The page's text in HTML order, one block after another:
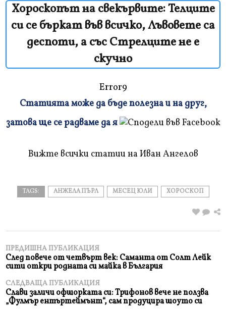
Хороскопът на свекървите: Телците
си се бъркат във всичко, Лъвовете са
деспоти, а със Стрелците не е
скучно
Error9
и
Статията може да бъде полезна и на друг,
затова ще се радваме да я
Вижте всички статии на Иван Ангелов
TAGS: АНЖЕЛА ПЪРЛ МЕСЕЦ ЮЛИ ХОРОСКОП
ПРЕДИШНА ПУБЛИКАЦИЯ
След повече от четвърт век: Саманта от Солт Лейк
сити откри родната си майка в България
СЛЕДВАЩА ПУБЛИКАЦИЯ
Слави заличи офшорката си: Трифонов вече не ползва
„Фулмър ентъртеймънт“, сам продуцира шоуто си